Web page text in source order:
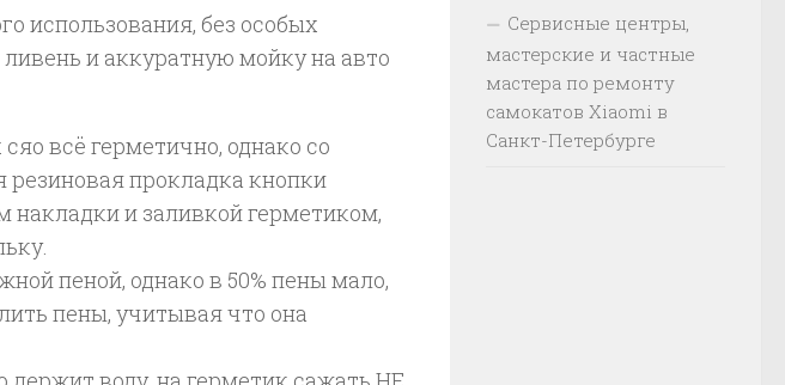
использования, без особых
и аккуратную мойку на авто
всё герметично, однако со
прокладка кнопки
и заливкой герметиком,
пеной, однако в 50% пены мало,
пены, учитывая что она
Сервисные центры,
мастерские и частные
мастера по ремонту
самокатов Xiaomi в
Санкт-Петербурге